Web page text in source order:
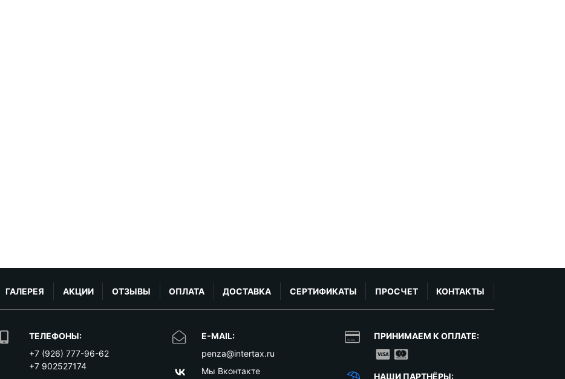
ГАЛЕРЕЯ АКЦИИ ОТЗЫВЫ ОПЛАТА ДОСТАВКА СЕРТИФИКАТЫ ПРОСЧЕТ КОНТАКТЫ
ТЕЛЕФОНЫ:
+7 (926) 777-96-62
+7 902527174
E-MAIL:
penza@intertax.ru
Мы Вконтакте
ПРИНИМАЕМ К ОПЛАТЕ:
НАШИ ПАРТНЁРЫ: